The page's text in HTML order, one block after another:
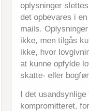
oplysninger
det opbevares i
mails.
ikke, men tilgås
ikke, hvor
at kunne opfylde
skatte- eller
I det
kompromitteret,